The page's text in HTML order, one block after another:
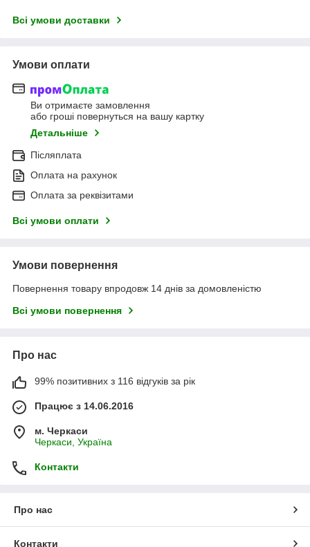
Всі умови доставки
Умови оплати
Ви отримаєте замовлення
або гроші повернуться на вашу картку
Детальніше
Післяплата
Оплата на рахунок
Оплата за реквізитами
Всі умови оплати
Умови повернення
Повернення товару впродовж 14 днів за домовленістю
Всі умови повернення
Про нас
99% позитивних з 116 відгуків за рік
Працює з 14.06.2016
м. Черкаси
Черкаси, Україна
Контакти
Про нас
Контакти